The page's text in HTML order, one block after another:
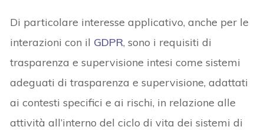
Di particolare interesse applicativo, anche per le
interazioni con il GDPR, sono i requisiti di
trasparenza e supervisione intesi come sistemi
adeguati di trasparenza e supervisione, adattati
ai contesti specifici e ai rischi, in relazione alle
attività all’interno del ciclo di vita dei sistemi di